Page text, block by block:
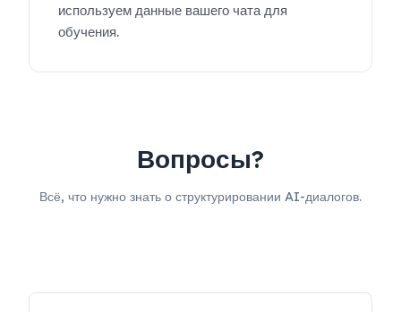
используем данные вашего чата для
обучения.
Вопросы?
Всё, что нужно знать о структурировании AI-диалогов.